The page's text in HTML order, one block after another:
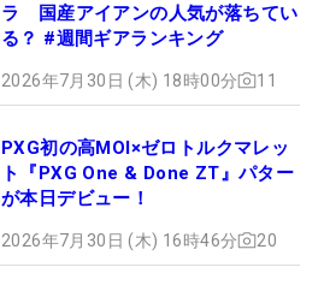
ラ 国産アイアンの人気が落ちてい
る？ #週間ギアランキング
2026年7月30日 (木) 18時00分 11
PXG初の高MOI×ゼロトルクマレッ
ト『PXG One & Done ZT』パター
が本日デビュー！
2026年7月30日 (木) 16時46分 20